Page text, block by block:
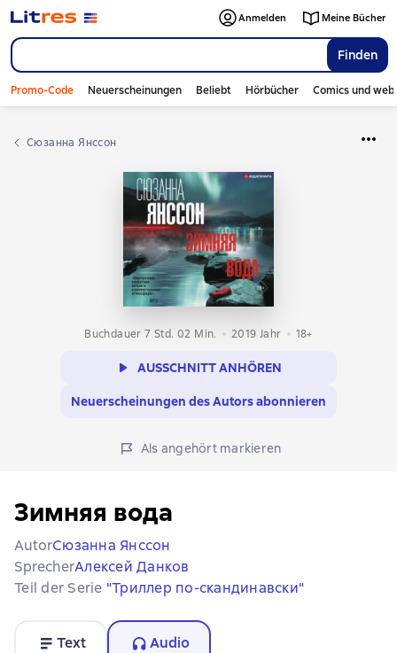
Finden
Anmelden Meine Bücher
Promo-Code Neuerscheinungen Beliebt Hörbücher Comics und
Сюзанна Янссон
Buchdauer 7 Std. 02 Min. 2019 Jahr 18+
AUSSCHNITT ANHÖREN
Neuerscheinungen des Autors abonnieren
Als angehört markieren
Зимняя вода
AutorСюзанна Янссон
SprecherАлексей Данков
Teil der Serie "Триллер по-скандинавски"
Text Audio